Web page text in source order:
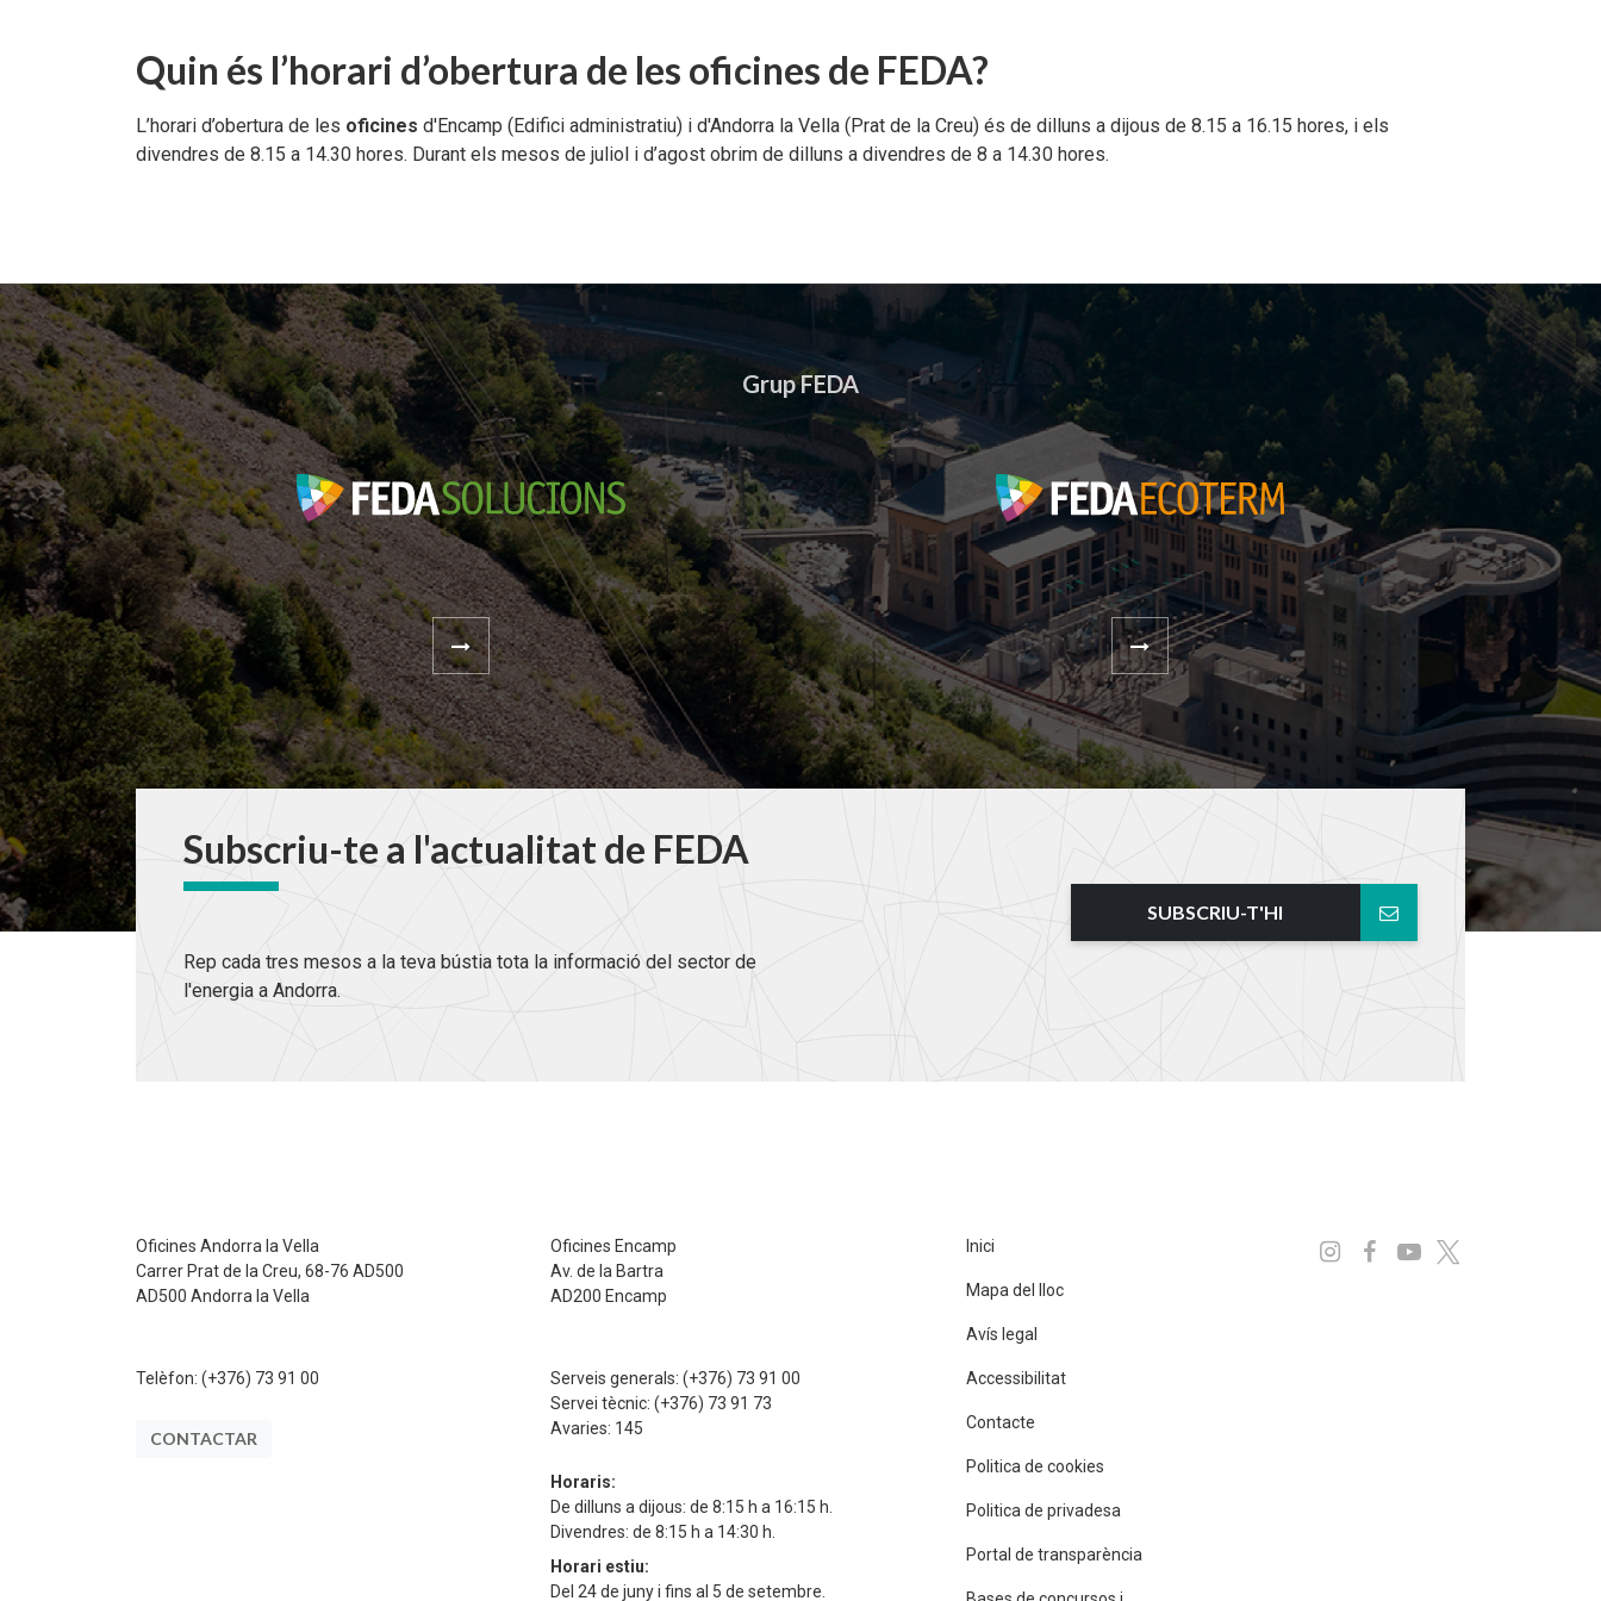
Documents per descarregar
Aplicacions per descarregar
Documents per descarregar
APPs per descarregar
Medi ambient, seguretat i salut
FEDA, més que energia
Quin és l’horari d’obertura de les oficines de FEDA?
L’horari d’obertura de les oficines d'Encamp (Edifici administratiu) i d'Andorra la Vella (Prat de la Creu) és de dilluns a dijous de 8.15 a 16.15 hores, i els
divendres de 8.15 a 14.30 hores. Durant els mesos de juliol i d’agost obrim de dilluns a divendres de 8 a 14.30 hores.
Grup FEDA
Subscriu-te a l'actualitat de FEDA
Rep cada tres mesos a la teva bústia tota la informació del sector de
l'energia a Andorra.
SUBSCRIU-T'HI
Oficines Andorra la Vella
Carrer Prat de la Creu, 68-76 AD500
AD500 Andorra la Vella
Telèfon: (+376) 73 91 00
CONTACTAR
Oficines Encamp
Av. de la Bartra
AD200 Encamp
Serveis generals:(+376) 73 91 00
Servei tècnic:(+376) 73 91 73
Avaries: 145
Horaris:
De dilluns a dijous: de 8:15 h a 16:15 h.
Divendres: de 8:15 h a 14:30 h.
Horari estiu:
Del 24 de juny i fins al 5 de setembre.
Inici
Mapa del lloc
Avís legal
Accessibilitat
Contacte
Politica de cookies
Politica de privadesa
Portal de transparència
Instagram
Facebook
Youtube